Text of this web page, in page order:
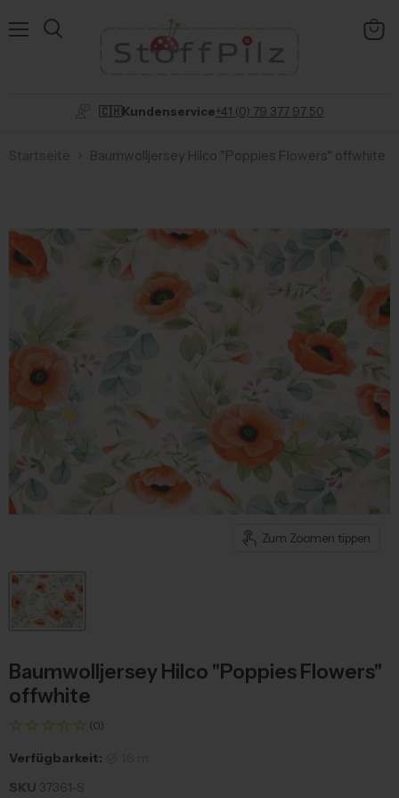
🇨🇭Kundenservice+41 (0) 79 377 97 50
Startseite Baumwolljersey Hilco "Poppies Flowers" offwhite
Zum Zoomen tippen
Baumwolljersey Hilco "Poppies Flowers"
offwhite
(0)
Verfügbarkeit:
SKU 37361-S